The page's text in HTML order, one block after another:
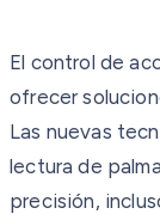
El control de
ofrecer
Las nuevas
lectura de
precisión,